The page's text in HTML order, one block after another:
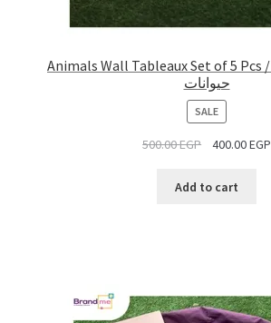
Animals Wall Tableaux Set of 5 Pcs / ٥ تابلوهات حائط
حيوانات
SALEPRODUCT
ON
SALE
500.00EGP 400.00EGP
Add to cart